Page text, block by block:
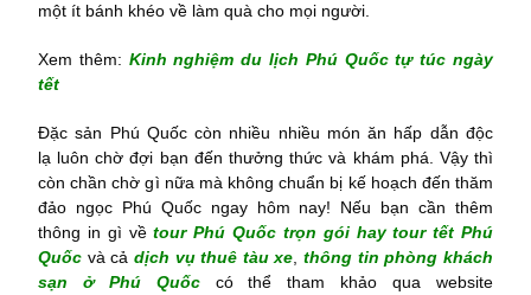
một ít bánh khéo về làm quà cho mọi người.
Xem thêm: Kinh nghiệm du lịch Phú Quốc tự túc ngày
tết
Đặc sản Phú Quốc còn nhiều nhiều món ăn hấp dẫn độc
lạ luôn chờ đợi bạn đến thưởng thức và khám phá. Vậy thì
còn chần chờ gì nữa mà không chuẩn bị kế hoạch đến thăm
đảo ngọc Phú Quốc ngay hôm nay! Nếu bạn cần thêm
thông in gì vềtour Phú Quốc trọn gói hay tour tết Phú
Quốc và cả dịch vụ thuê tàu xe ,thông tin phòng khách
sạn ở Phú Quốccó thể tham khảo qua website